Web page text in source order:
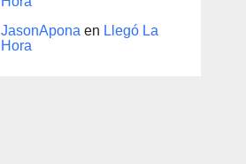
JasonAponaen Llegó La
Hora